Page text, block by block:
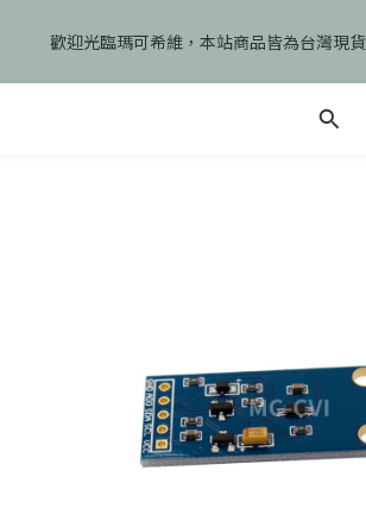
享99元免運卷！
歡迎光臨瑪可希維，本站商品皆為台灣現
🎉慶開幕🎉期間限定註冊會員即享199元免